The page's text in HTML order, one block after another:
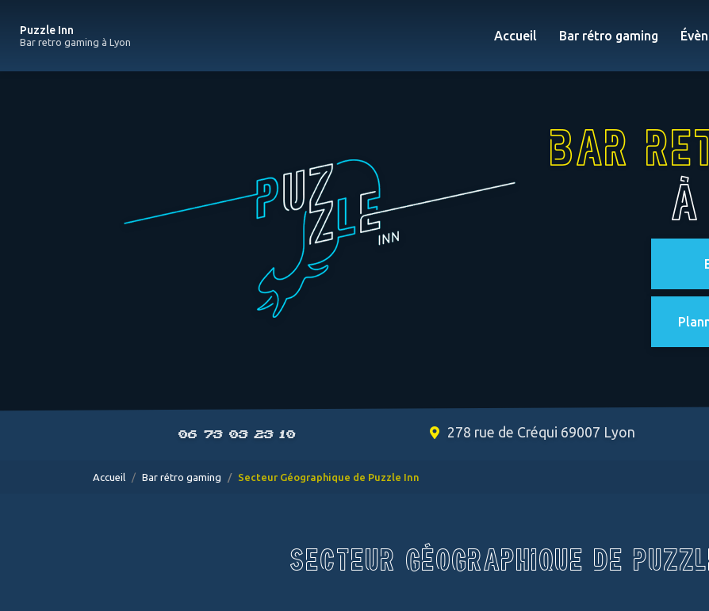
contenu
Puzzle Inn
Bar retro gaming à Lyon
Accueil
Bar rétro gaming
Bar
à
06 73 03 23 10 278 rue de Créqui 69007 Lyon
Accueil Bar rétro gaming Secteur Géographique de Puzzle Inn
SECTEUR GÉOGRAPHIQUE DE